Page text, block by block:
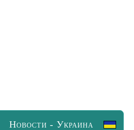
Новости - Украина